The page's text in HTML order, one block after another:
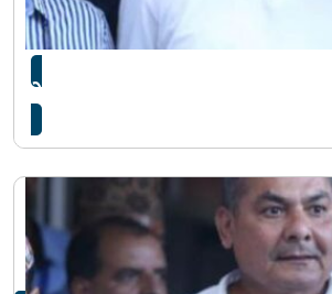
मेडिकल व्यवसायी दुर्गा प्रसाईं पक्राउ